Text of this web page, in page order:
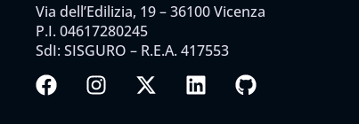
Via dell’Edilizia, 19 – 36100 Vicenza
P.I. 04617280245
SdI: SISGURO – R.E.A. 417553